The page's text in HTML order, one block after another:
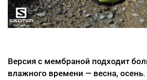
Версия с мембраной подходит
влажного времени — весна, осень